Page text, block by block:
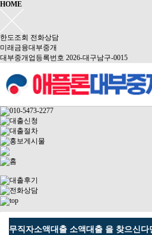
HOME
한도조회 전화상담
미래금융대부중개
대부중개업등록번호 2026-대구남구-0015
무직자소액대출 소액대출 을 찾으신